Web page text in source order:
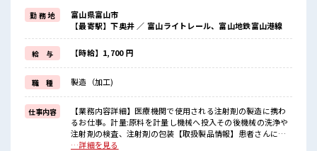
≪髪色自由で自分らしく働く≫
明るすぎたり奇抜でなければ基本的に自由！
(規定有)≪ラクラク制服アリ≫
制服があるので、
毎日の服装の悩み解消♪
≪未経験OKの仕事≫
新しいことにチャレンジするのは不安だけど、
しっかり働く環境が整っています！
イチからスキルUP・ステップUP目指していきましょう！
■職場の雰囲気
明るすぎたり奇抜過ぎなければヘアカラーOK！
活気あふれる20代活躍中の職場です☆
勤 務 地
富山県富山市
【最寄駅】下奥井 ／ 富山ライトレール、富山地鉄富山港線
給 与 【時給】1,700 円
職 種 製造（加工)
仕事内容
【業務内容詳細】医療機関で使用される注射剤の製造に携わ
るお仕事。計量:原料を計量し機械へ投入その後機械の洗浄や
注射剤の検査、注射剤の包装【取扱製品情報】患者さんに打
つ点滴 ■お仕事PR ≪残業基本なし≫ 自分の時間をしっかり確
…詳細を見る